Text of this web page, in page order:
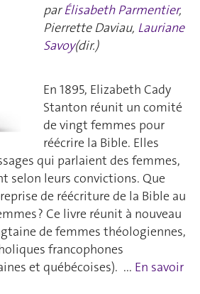
parÉlisabeth Parmentier,
Pierrette Daviau, Lauriane
Savoy(dir.)
En 1895, Elizabeth Cady
Stanton réunit un comité
de vingt femmes pour
réécrire la Bible. Elles
qui parlaient des femmes,
selon leurs convictions. Que
de réécriture de la Bible au
? Ce livre réunit à nouveau
de femmes théologiennes,
francophones
et québécoises). ... En savoir